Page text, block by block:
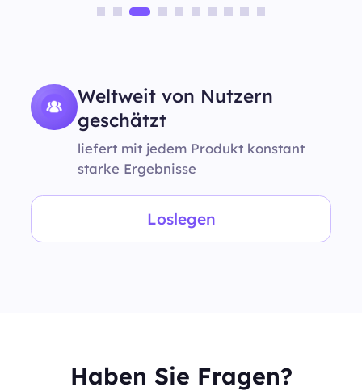
Weltweit von Nutzern
geschätzt
liefert mit jedem Produkt konstant
starke Ergebnisse
Loslegen
Haben Sie Fragen?